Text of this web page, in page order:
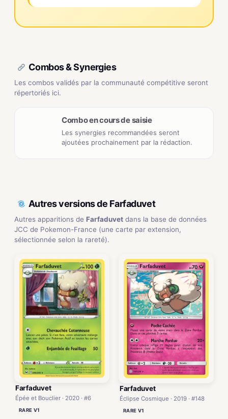
Combos & Synergies
Les combos validés par la communauté compétitive seront
répertoriés ici.
Combo en cours de saisie
Les synergies recommandées seront
ajoutées prochainement par la rédaction.
Autres versions de Farfaduvet
Autres apparitions de Farfaduvet dans la base de données
JCC de Pokemon-France (une carte par extension,
sélectionnée selon la rareté).
Farfaduvet
Épée et Bouclier · 2020 · #6
RARE V1
Farfaduvet
Éclipse Cosmique · 2019 · #148
RARE V1